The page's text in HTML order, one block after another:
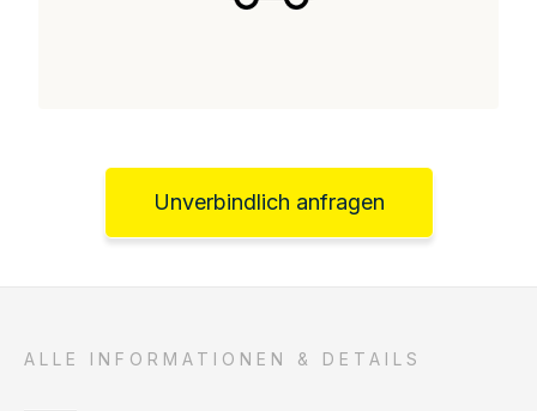
Unverbindlich anfragen
ALLE INFORMATIONEN & DETAILS